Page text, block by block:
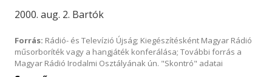
2000. aug. 2. Bartók
Forrás: Rádió- és Televízió Újság; Kiegészítésként Magyar Rádió
műsorboríték vagy a hangjáték konferálása; További forrás a
Magyar Rádió Irodalmi Osztályának ún. "Skontró" adatai